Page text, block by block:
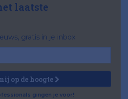
laatste
gratis in je inbox
op de hoogte
gingen je voor!